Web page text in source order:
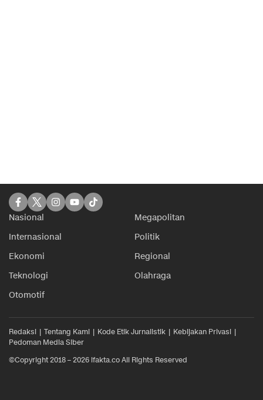
Nasional
Megapolitan
Internasional
Politik
Ekonomi
Regional
Teknologi
Olahraga
Otomotif
Redaksi Tentang Kami Kode Etik Jurnalistik
Kebijakan Privasi
Pedoman Media Siber
©Copyright 2018 – 2026 ifakta.co All Rights Reserved